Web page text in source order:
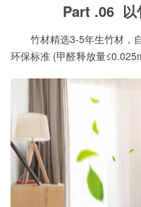
Part .06 以
竹材精选3-5年生竹材，
环保标准 (甲醛释放量